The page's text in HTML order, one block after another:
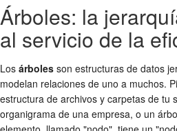
Árboles: la
al servicio de la
Los árboles son estructuras de datos
modelan relaciones de uno a muchos.
estructura de archivos y carpetas de tu
organigrama de una empresa, o un